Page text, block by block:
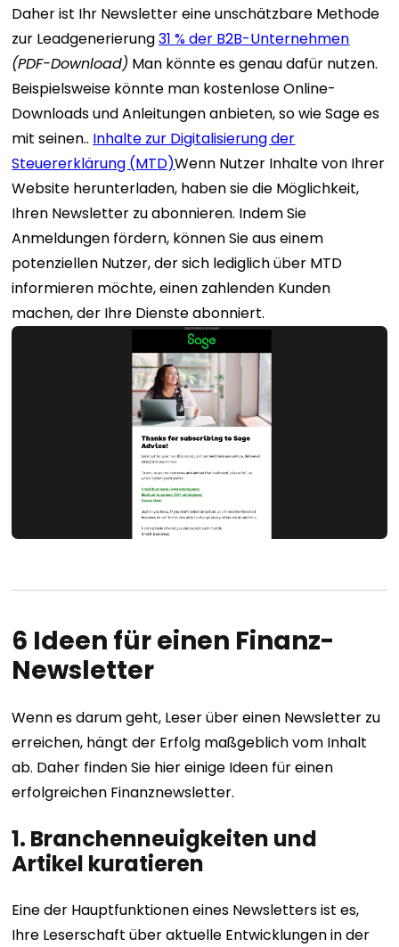
Daher ist Ihr Newsletter eine unschätzbare Methode
zur Leadgenerierung31 % der B2B-Unternehmen
(PDF-Download) Man könnte es genau dafür nutzen.
Beispielsweise könnte man kostenlose Online-
Downloads und Anleitungen anbieten, so wie Sage es
mit seinen.. Inhalte zur Digitalisierung der
Steuererklärung (MTD)Wenn Nutzer Inhalte von Ihrer
Website herunterladen, haben sie die Möglichkeit,
Ihren Newsletter zu abonnieren. Indem Sie
Anmeldungen fördern, können Sie aus einem
potenziellen Nutzer, der sich lediglich über MTD
informieren möchte, einen zahlenden Kunden
machen, der Ihre Dienste abonniert.
6 Ideen für einen Finanz-
Newsletter
Wenn es darum geht, Leser über einen Newsletter zu
erreichen, hängt der Erfolg maßgeblich vom Inhalt
ab. Daher finden Sie hier einige Ideen für einen
erfolgreichen Finanznewsletter.
1. Branchenneuigkeiten und
Artikel kuratieren
Eine der Hauptfunktionen eines Newsletters ist es,
Ihre Leserschaft über aktuelle Entwicklungen in der